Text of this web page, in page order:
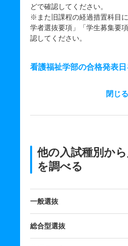
どで確認してください。
※また旧課程の経過措置科目
学者選抜要項」「学生募集要
認してください。
看護福祉学部の合格発表日
閉じる
他の入試種別か
を調べる
一般選抜
総合型選抜